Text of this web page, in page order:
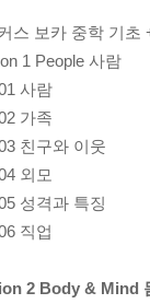
커스 보카 중학 기
1 People 사람
사람
가족
친구와 이웃
외모
성격과 특징
직업
2 Body & Mind